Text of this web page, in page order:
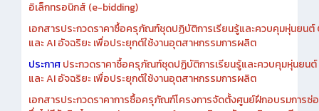
ประกาศประกวดราคาซื้อครุภัณฑ์เครื่องแมชชีนนิ่งเซ็กเตอร์ พร้อมอุปก
อิเล็กทรอนิกส์ (e-bidding)
เอกสารประกวดราคาซื้อครุภัณฑ์ชุดปฏิบัติการเรียนรู้และควบคุมหุ่นยน
และ AI อัจฉริยะ เพื่อประยุกต์ใช้งานอุตสาหกรรมการผลิต
ประกาศประกวดราคาซื้อครุภัณฑ์ชุดปฏิบัติการเรียนรู้และควบคุมหุ่นยน
และ AI อัจฉริยะ เพื่อประยุกต์ใช้งานอุตสาหกรรมการผลิต